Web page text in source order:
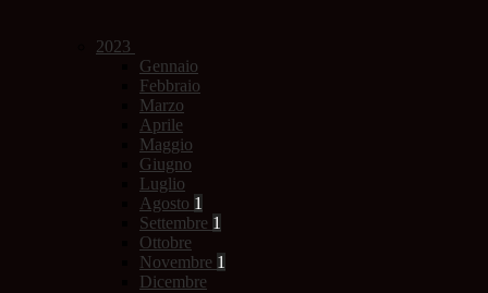
2023
Gennaio
Febbraio
Marzo
Aprile
Maggio
Giugno
Luglio
Agosto 1
Settembre 1
Ottobre
Novembre 1
Dicembre